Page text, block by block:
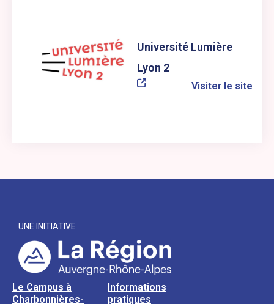
Université Lumière
Lyon 2
Visiter le site
UNE INITIATIVE
Le Campus à
Charbonnières-
Informations
pratiques